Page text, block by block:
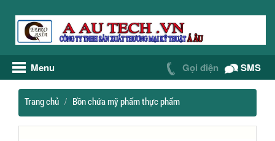
Menu Gọi điện SMS
Trang chủ Bồn chứa mỹ phẩm thực phẩm